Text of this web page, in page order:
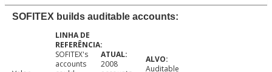
SOFITEX builds auditable accounts:
SOFITEX's
accounts
2008
Auditable